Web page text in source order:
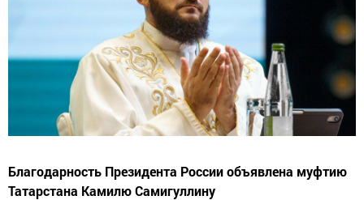
Благодарность Президента России объявлена муфтию
Татарстана Камилю Самигуллину